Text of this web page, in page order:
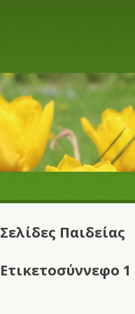
Σελίδες Παιδείας
Ετικετοσύννεφο 1